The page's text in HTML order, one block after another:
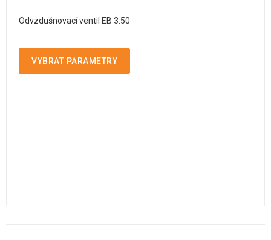
Odvzdušnovací ventil EB 3.50
VYBRAT PARAMETRY